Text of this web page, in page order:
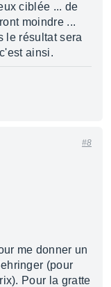
ciblée ... de
moindre ...
le résultat sera
ainsi.
#8
me donner un
(pour
Pour la gratte